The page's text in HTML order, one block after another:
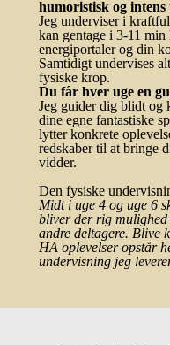
humoristisk og
Jeg underviser i
kan gentage i 3-11
energiportaler og din
Samtidigt undervises
fysiske krop.
Du får hver uge en
Jeg guider dig blidt og
dine egne fantastiske
lytter konkrete
redskaber til at bringe
vidder.
Den fysiske
Midt i uge 4 og uge 6
bliver der rig
andre deltagere. Blive
HA oplevelser opstår
undervisning jeg